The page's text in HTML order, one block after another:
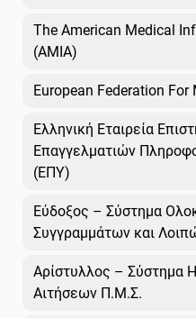
The American Medical
(AMIA)
European Federation
Ελληνική Εταιρεία
Επαγγελματιών
(ΕΠΥ)
Εύδοξος – Σύστημα
Συγγραμμάτων και
Αρίστυλλος – Σύστημα
Αιτήσεων Π.Μ.Σ.